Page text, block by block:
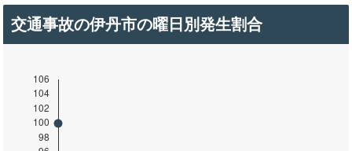
交通事故の伊丹市の曜日別発生割合